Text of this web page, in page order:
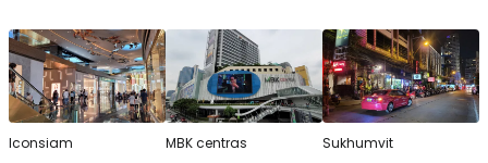
Iconsiam MBK centras Sukhumvit